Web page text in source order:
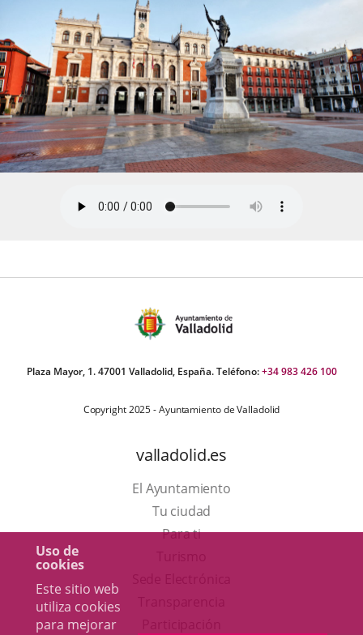
Uso de
cookies
Este sitio web
utiliza cookies
para mejorar
Plaza Mayor, 1. 47001 Valladolid, España. Teléfono:+34 983 426 100
Copyright 2025 - Ayuntamiento de Valladolid
valladolid.es
El Ayuntamiento
Tu ciudad
Para ti